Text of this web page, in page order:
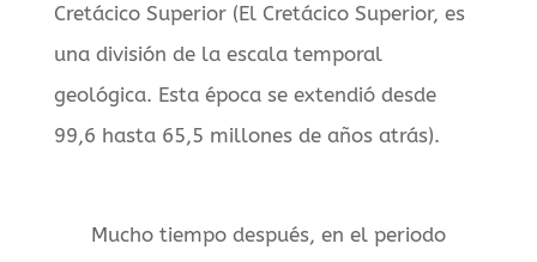
Cretácico Superior (El Cretácico Superior, es
una división de la escala temporal
geológica. Esta época se extendió desde
99,6 hasta 65,5 millones de años atrás).
Mucho tiempo después, en el periodo